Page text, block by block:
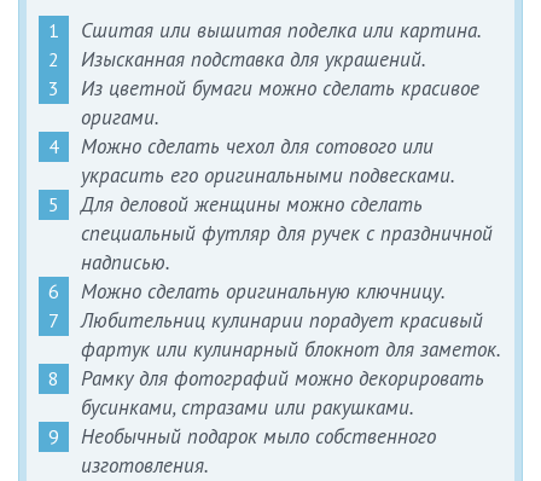
Сшитая или вышитая поделка или картина.
Изысканная подставка для украшений.
Из цветной бумаги можно сделать красивое
оригами.
Можно сделать чехол для сотового или
украсить его оригинальными подвесками.
Для деловой женщины можно сделать
специальный футляр для ручек с праздничной
надписью.
Можно сделать оригинальную ключницу.
Любительниц кулинарии порадует красивый
фартук или кулинарный блокнот для заметок.
Рамку для фотографий можно декорировать
бусинками, стразами или ракушками.
Необычный подарок мыло собственного
изготовления.